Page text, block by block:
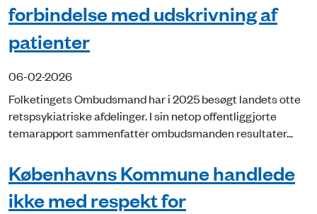
forbindelse med udskrivning af
patienter
06-02-2026
Folketingets Ombudsmand har i 2025 besøgt landets otte
retspsykiatriske afdelinger. I sin netop offentliggjorte
temarapport sammenfatter ombudsmanden resultater...
Københavns Kommune handlede
ikke med respekt for